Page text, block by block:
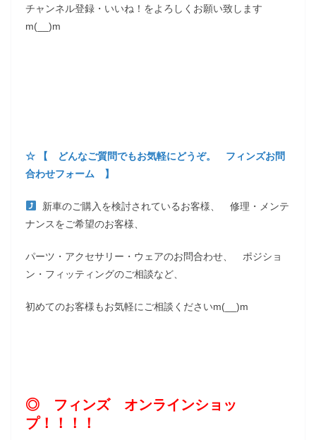
チャンネル登録・いいね！をよろしくお願い致します
m(__)m
☆ 【 どんなご質問でもお気軽にどうぞ。 フィンズお問
合わせフォーム 】
新車のご購入を検討されているお客様、 修理・メンテ
ナンスをご希望のお客様、
パーツ・アクセサリー・ウェアのお問合わせ、 ポジショ
ン・フィッティングのご相談など、
初めてのお客様もお気軽にご相談くださいm(__)m
◎ フィンズ オンラインショッ
プ！！！！